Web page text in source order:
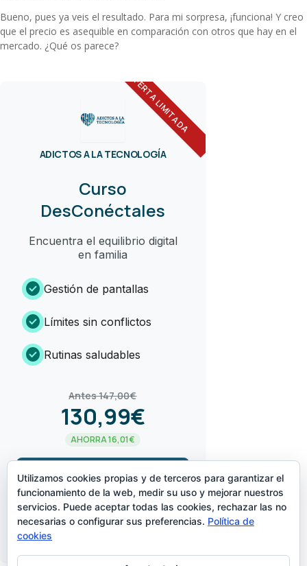
Bueno, pues ya veis el resultado. Para mi sorpresa, ¡funciona! Y creo
que el precio es asequible en comparación con otros que hay en el
mercado. ¿Qué os parece?
OFERTA LIMITADA
ADICTOS A LA TECNOLOGÍA
Curso
DesConéctales
Encuentra el equilibrio digital
en familia
check_circle Gestión de pantallas
check_circle Límites sin conflictos
check_circle Rutinas saludables
Antes 147,00€
130,99€
AHORRA 16,01€
¡LO QUIERO!arrow_forward
CREADO POR
Utilizamos cookies propias y de terceros para garantizar el
funcionamiento de la web, medir su uso y mejorar nuestros
servicios. Puede aceptar todas las cookies, rechazar las no
necesarias o configurar sus preferencias. Política de
cookies